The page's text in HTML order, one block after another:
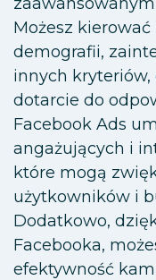
Możesz
demografii,
innych kryteriów,
dotarcie do
Facebook Ads
angażujących i
które mogą
użytkowników i
Dodatkowo,
Facebooka,
efektywność